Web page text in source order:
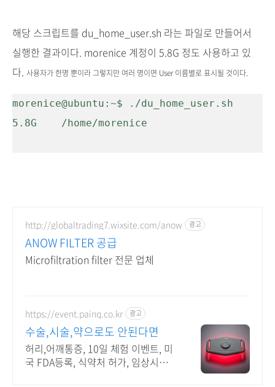
해당 스크립트를 du_home_user.sh 라는 파일로 만들어서
실행한 결과이다. morenice 계정이 5.8G 정도 사용하고 있
다. 사용자가 한명 뿐이라 그렇지만 여러 명이면 User 이름별로 표시될 것이다.
morenice@ubuntu:~$ ./du_home_user.sh
5.8G    /home/morenice
http://globaltrading7.wixsite.com/anow 광고
ANOW FILTER 공급
Microfiltration filter 전문 업체
https://event.painq.co.kr 광고
수술,시술,약으로도 안된다면
허리,어깨통증, 10일 체험 이벤트, 미
국 FDA등록, 식약처 허가, 임상시험